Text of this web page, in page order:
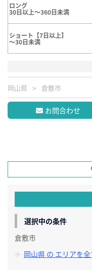
ロング
30日以上～360日未満
ショート【7日以上】
～30日未満
岡山県 倉敷市
お問合わせ
選択中の条件
倉敷市
岡山県 の エリアを